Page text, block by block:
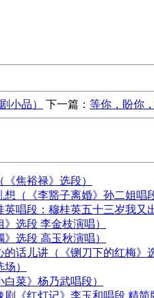
小品） 下一篇： 等你，盼你
焦裕禄》选段）
想（《李豁子离婚》孙二姐唱
英唱段：穆桂英五十三岁我又
选段 李金枝演唱）
选段 高玉秋演唱）
的话儿讲（《铡刀下的红梅》
）
菜》杨乃武唱段）